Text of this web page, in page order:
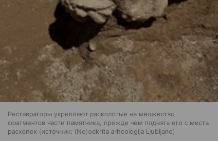
Реставраторы укрепляют расколотые на множество
фрагментов части памятника, прежде чем поднять его с места
раскопок
источник: (Ne)odkrita arheologija Ljubljane